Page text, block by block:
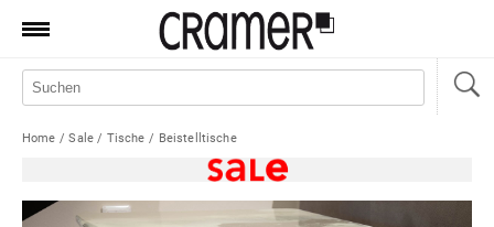
Produkte
Aktionen
Home /Sale / Tische / Beistelltische